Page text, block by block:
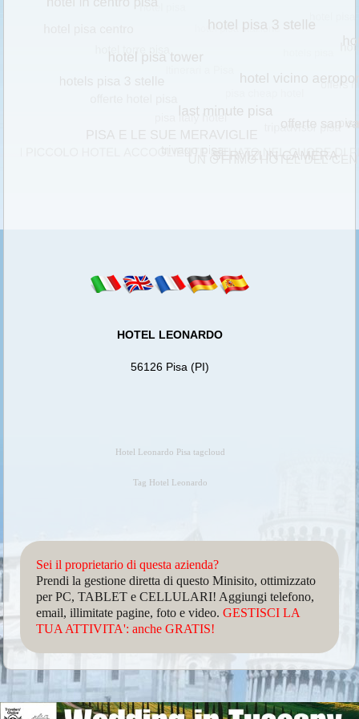
HOTEL LEONARDO
56126 Pisa (PI)
Hotel Leonardo Pisa tagcloud
Tag Hotel Leonardo
Sei il proprietario di questa azienda?
Prendi la gestione diretta di questo Minisito, ottimizzato
per PC, TABLET e CELLULARI! Aggiungi telefono,
email, illimitate pagine, foto e video.GESTISCI LA
TUA ATTIVITA': anche GRATIS!